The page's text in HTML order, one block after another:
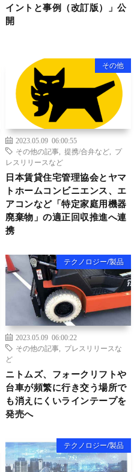
イントと事例（改訂版）」公
開
その他
2023.05.09 06:00:55
その他の記事
提携/合弁など
プ
レスリリースなど
日本賃貸住宅管理協会とヤマ
トホームコンビニエンス、エ
アコンなど「特定家庭用機器
廃棄物」の適正回収推進へ連
携
テクノロジー/製品
2023.05.09 06:00:22
その他の記事
プレスリリースな
ど
ニトムズ、フォークリフトや
台車が頻繁に行き交う場所で
も消えにくいラインテープを
発売へ
テクノロジー/製品